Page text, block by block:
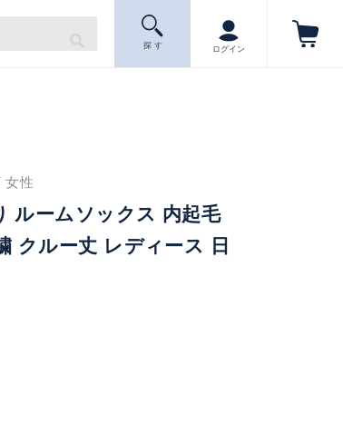
探 す ログイン
女性
ルームソックス 内起毛
クルー丈 レディース 日